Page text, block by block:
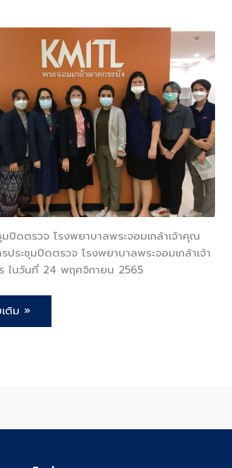
มปิดตรวจ โรงพยาบาลพระจอมเกล้าเจ้าคุณ
ประชุมปิดตรวจ โรงพยาบาลพระจอมเกล้าเจ้า
ในวันที่ 24 พฤศจิกายน 2565
ติม »